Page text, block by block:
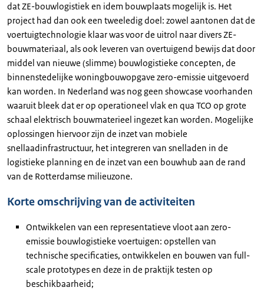
dat ZE-bouwlogistiek en idem bouwplaats mogelijk is. Het
project had dan ook een tweeledig doel: zowel aantonen dat de
voertuigtechnologie klaar was voor de uitrol naar divers ZE-
bouwmateriaal, als ook leveren van overtuigend bewijs dat door
middel van nieuwe (slimme) bouwlogistieke concepten, de
binnenstedelijke woningbouwopgave zero-emissie uitgevoerd
kan worden. In Nederland was nog geen showcase voorhanden
waaruit bleek dat er op operationeel vlak en qua TCO op grote
schaal elektrisch bouwmaterieel ingezet kan worden. Mogelijke
oplossingen hiervoor zijn de inzet van mobiele
snellaadinfrastructuur, het integreren van snelladen in de
logistieke planning en de inzet van een bouwhub aan de rand
van de Rotterdamse milieuzone.
Korte omschrijving van de activiteiten
Ontwikkelen van een representatieve vloot aan zero-
emissie bouwlogistieke voertuigen: opstellen van
technische specificaties, ontwikkelen en bouwen van full-
scale prototypes en deze in de praktijk testen op
beschikbaarheid;